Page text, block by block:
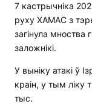
7 кастрычніка
руху ХАМАС з
загінула мноства
заложнікі.
У выніку атакі ў
краін, у тым ліку
тыс.